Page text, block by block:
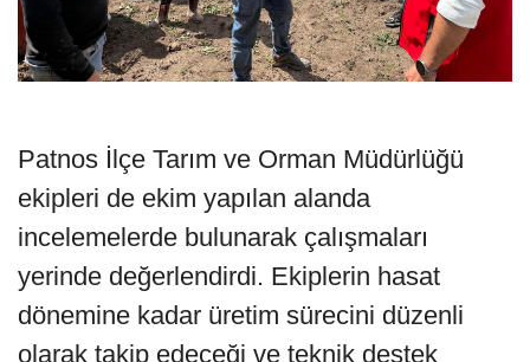
Patnos İlçe Tarım ve Orman Müdürlüğü
ekipleri de ekim yapılan alanda
incelemelerde bulunarak çalışmaları
yerinde değerlendirdi. Ekiplerin hasat
dönemine kadar üretim sürecini düzenli
olarak takip edeceği ve teknik destek